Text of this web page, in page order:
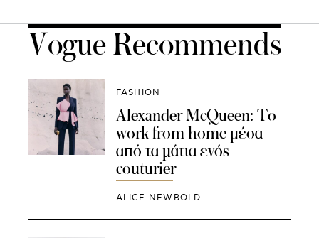
Vogue Recommends
FASHION
Alexander McQueen: To
work from home μέσα
από τα μάτια ενός
couturier
ALICE NEWBOLD